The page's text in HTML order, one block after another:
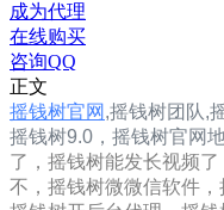
成为代理
在线购买
咨询QQ
正文
摇钱树官网 ,摇钱树团队,
摇钱树9.0， 摇钱树官网
了，摇钱树能发长视频
不，摇钱树微微信软件